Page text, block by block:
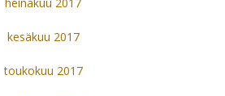
kesäkuu 2017
toukokuu 2017